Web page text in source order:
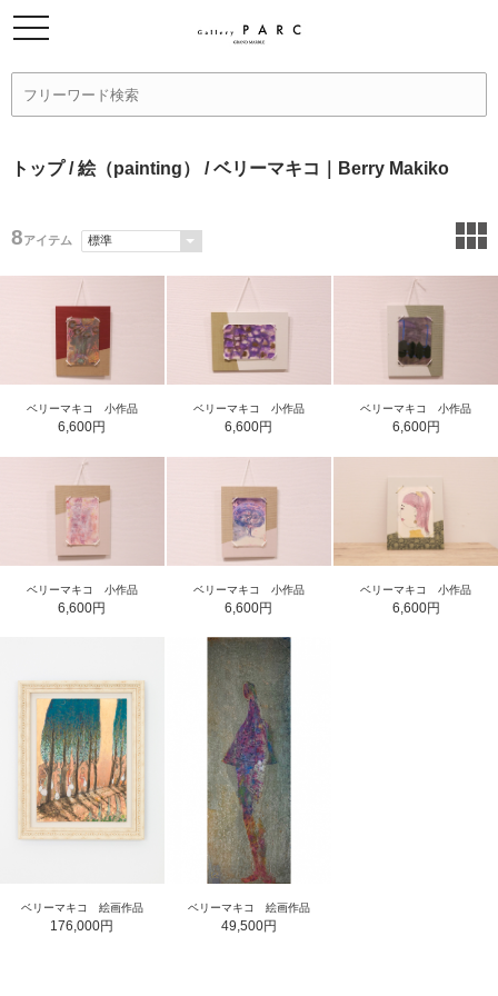
トップ/絵（painting） / ベリーマキコ｜Berry Makiko
8アイテム
ベリーマキコ 小作品
6,600円
ベリーマキコ 小作品
6,600円
ベリーマキコ 小作品
6,600円
ベリーマキコ 小作品
6,600円
ベリーマキコ 小作品
6,600円
ベリーマキコ 小作品
6,600円
ベリーマキコ 絵画作品
176,000円
ベリーマキコ 絵画作品
49,500円